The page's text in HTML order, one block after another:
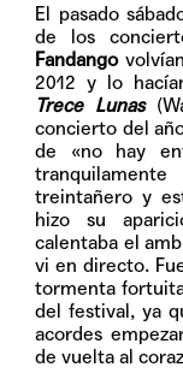
El pasado
de los
Fandango
2012 y lo
Trece Lunas
concierto del
de «no hay
treintañero y
hizo su
calentaba el
vi en directo.
tormenta
del festival, ya
acordes
de vuelta al